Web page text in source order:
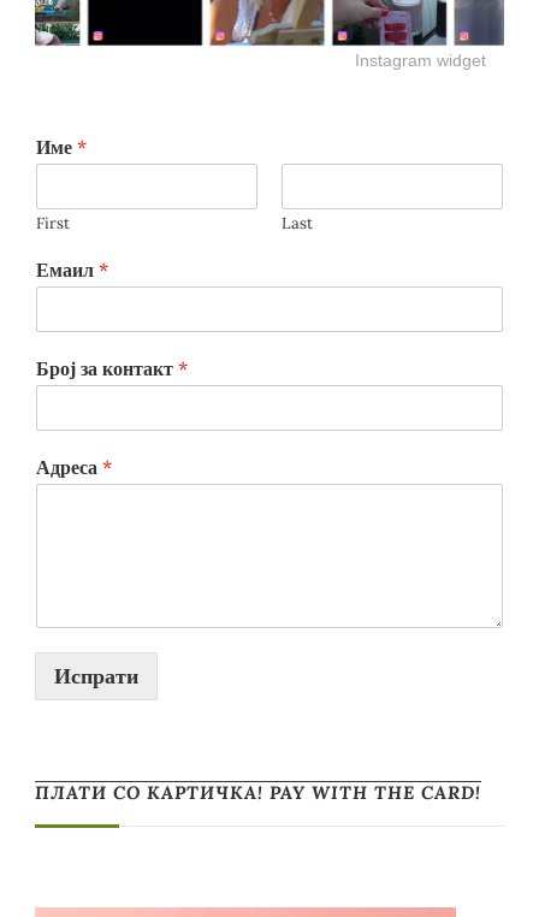
Instagram widget
Име *
First Last
Емаил *
Број за контакт *
Адреса *
Испрати
ПЛАТИ СО КАРТИЧКА! PAY WITH THE CARD!